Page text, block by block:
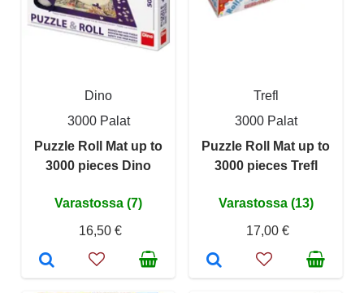
Dino
3000 Palat
Puzzle Roll Mat up to
3000 pieces Dino
Varastossa (7)
16,50 €
Trefl
3000 Palat
Puzzle Roll Mat up to
3000 pieces Trefl
Varastossa (13)
17,00 €